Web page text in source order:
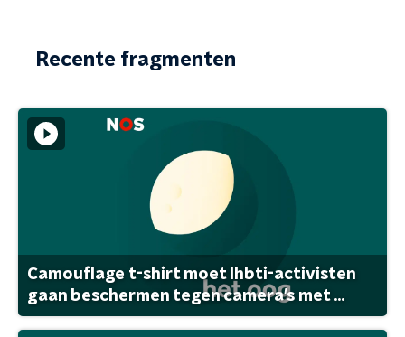
Recente fragmenten
Camouflage t-shirt moet lhbti-activisten
gaan beschermen tegen camera's met ...